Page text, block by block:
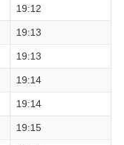
19:12
19:13
19:13
19:14
19:14
19:15